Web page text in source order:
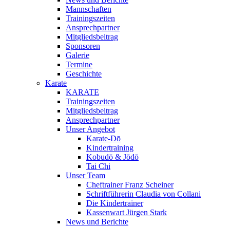
Mannschaften
Trainingszeiten
Ansprechpartner
Mitgliedsbeitrag
Sponsoren
Galerie
Termine
Geschichte
Karate
KARATE
Trainingszeiten
Mitgliedsbeitrag
Ansprechpartner
Unser Angebot
Karate-Dō
Kindertraining
Kobudō & Jōdō
Tai Chi
Unser Team
Cheftrainer Franz Scheiner
Schriftführerin Claudia von Collani
Die Kindertrainer
Kassenwart Jürgen Stark
News und Berichte